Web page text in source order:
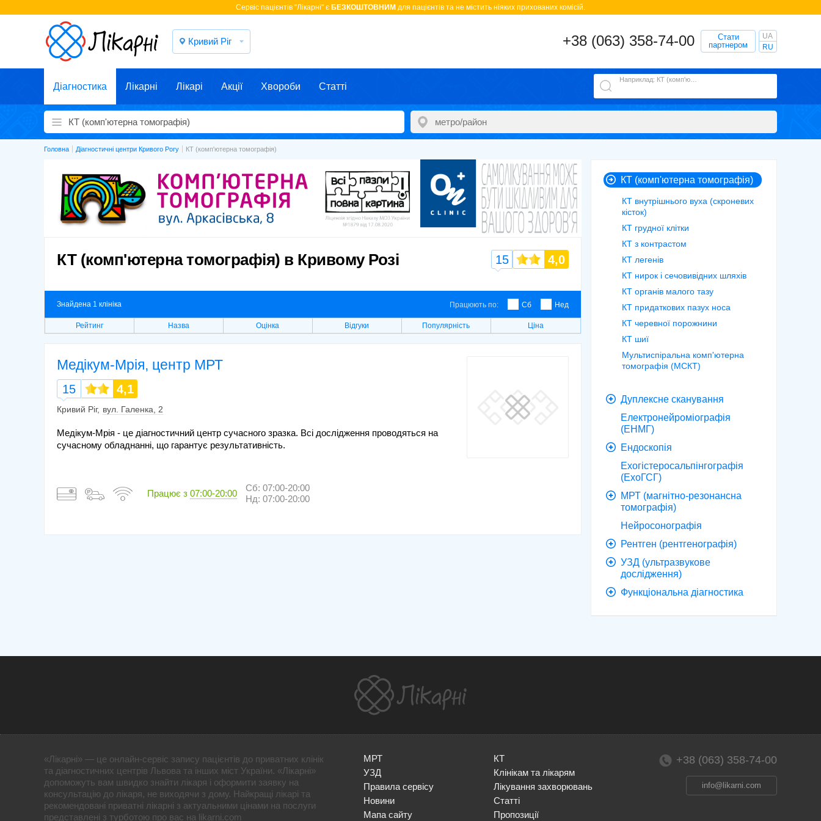
Cервіс пацієнтів "Лікарні" є БЕЗКОШТОВНИМ для пацієнтів та не містить ніяких прихованих комісій.
Кривий Ріг +38 (063) 358-74-00
Стати
партнером
UA
RU
Діагностика Лікарні Лікарі Акції Хвороби Статті
Головна Діагностичні центри Кривого Рогу КТ (комп'ютерна томографія)
КТ (комп'ютерна томографія) в Кривому Розі 15 4,0
Знайдена 1 клініка Працюють по: Сб Нед
Рейтинг Назва Оцінка Відгуки Популярність Ціна
Медікум-Мрія, центр МРТ
15 4,1
Кривий Ріг вул. Галенка, 2
Медікум-Мрія - це діагностичний центр сучасного зразка. Всі дослідження проводяться на
сучасному обладнанні, що гарантує результативність.
Працює з 07:00-20:00
Сб: 07:00-20:00
Нд: 07:00-20:00
КТ (комп'ютерна томографія)
КТ внутрішнього вуха (скроневих
кісток)
КТ грудної клітки
КТ з контрастом
КТ легенів
КТ нирок і сечовивідних шляхів
КТ органів малого тазу
КТ придаткових пазух носа
КТ черевної порожнини
КТ шиї
Мультиспіральна комп'ютерна
томографія (МСКТ)
Дуплексне сканування
Електронейроміографія
(ЕНМГ)
Ендоскопія
Ехогістеросальпінгографія
(ЕхоГСГ)
МРТ (магнітно-резонансна
томографія)
Нейросонографія
Рентген (рентгенографія)
УЗД (ультразвукове
дослідження)
Функціональна діагностика
«Лікарні» — це онлайн-сервіс запису пацієнтів до приватних клінік
та діагностичних центрів Львова та інших міст України. «Лікарні»
допоможуть вам швидко знайти лікаря і оформити заявку на
консультацію до лікаря, не виходячи з дому. Найкращі лікарі та
рекомендовані приватні лікарні з актуальними цінами на послуги
представлені з турботою про вас на likarni.com
МРТ
КТ
УЗД
Клінікам та лікарям
Правила сервісу
Лікування захворювань
Новини
Статті
Мапа сайту
Пропозиції
+38 (063) 358-74-00
info@likarni.com